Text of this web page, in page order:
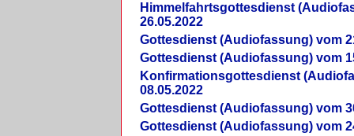
Himmelfahrtsgottesdienst
26.05.2022
Gottesdienst (Audiofassung) vom
Gottesdienst (Audiofassung) vom
Konfirmationsgottesdienst
08.05.2022
Gottesdienst (Audiofassung) vom
Gottesdienst (Audiofassung) vom